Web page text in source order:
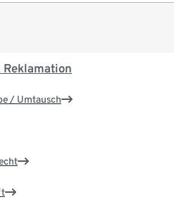
Reklamation
/ Umtausch